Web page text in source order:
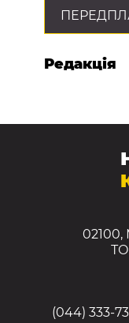
Редакція
02100,
(044) 333-